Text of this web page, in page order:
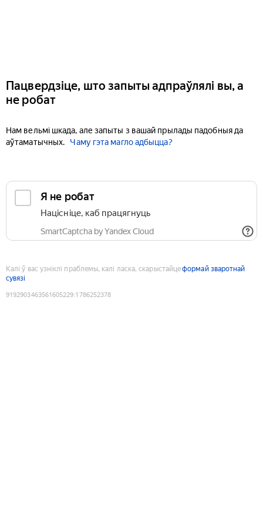
Пацвердзіце, што запыты адпраўлялі вы, а
не робат
Нам вельмі шкада, але запыты з вашай прылады падобныя да
аўтаматычных.
Чаму гэта магло адбыцца?
Я не робат
Націсніце, каб працягнуць
SmartCaptcha by Yandex Cloud
Калі ў вас узніклі праблемы, калі ласка, скарыстайцеформай зваротнай
сувязі
9192903463561605229:1786252378